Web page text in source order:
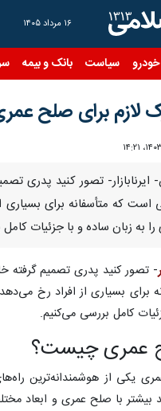
۱۶ مرداد ۱۴۰۵
خودرو سیاست بانک و بیمه
لازم برای صلح
ایرنابازار- تصور کنید پدری
است که متأسفانه برای
به زبان ساده و با جزئیات
- تصور کنید پدری تصمیم گرفته
برای بسیاری از افراد رخ
کامل بررسی می‌کنیم.
عمری چیست؟
یکی از هوشمندانه‌ترین
بیشتر با صلح عمری و ابعاد